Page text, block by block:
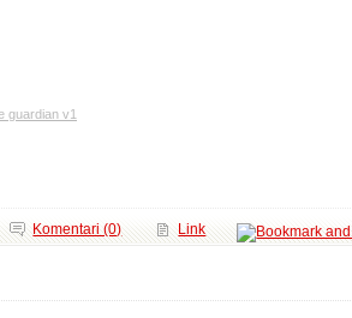
guardian v1
Link
Komentari (0)